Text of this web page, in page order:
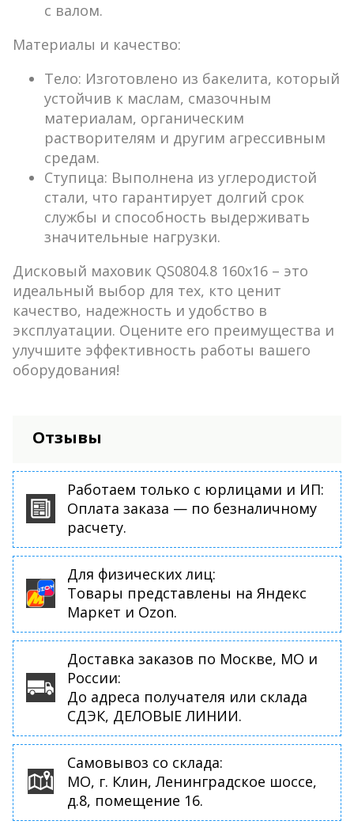
с валом.
Материалы и качество:
Тело: Изготовлено из бакелита, который
устойчив к маслам, смазочным
материалам, органическим
растворителям и другим агрессивным
средам.
Ступица: Выполнена из углеродистой
стали, что гарантирует долгий срок
службы и способность выдерживать
значительные нагрузки.
Дисковый маховик QS0804.8 160х16 – это
идеальный выбор для тех, кто ценит
качество, надежность и удобство в
эксплуатации. Оцените его преимущества и
улучшите эффективность работы вашего
оборудования!
Отзывы
Работаем только с юрлицами и ИП:
Оплата заказа — по безналичному
расчету.
Для физических лиц:
Товары представлены на Яндекс
Маркет и Ozon.
Доставка заказов по Москве, МО и
России:
До адреса получателя или склада
СДЭК, ДЕЛОВЫЕ ЛИНИИ.
Самовывоз со склада:
МО, г. Клин, Ленинградское шоссе,
д.8, помещение 16.